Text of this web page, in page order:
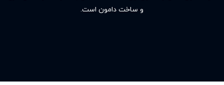
و ساخت دامون است.